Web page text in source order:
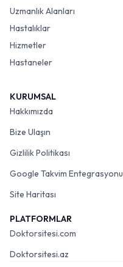
Uzmanlık Alanları
Hastalıklar
Hizmetler
Hastaneler
KURUMSAL
Hakkımızda
Bize Ulaşın
Gizlilik Politikası
Google Takvim Entegrasyonu
Site Haritası
PLATFORMLAR
Doktorsitesi.com
Doktorsitesi.az